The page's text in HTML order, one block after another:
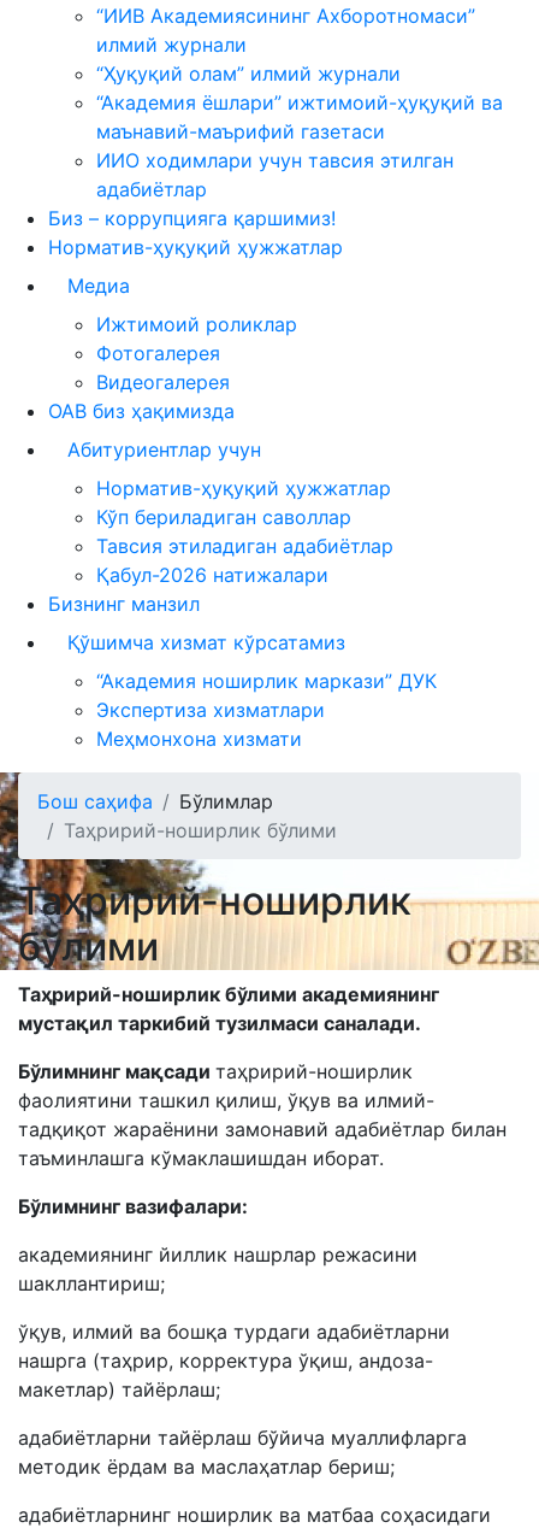
“ИИВ Академиясининг Ахборотномаси”
илмий журнали
“Ҳуқуқий олам” илмий журнали
“Академия ёшлари” ижтимоий-ҳуқуқий ва
маънавий-маърифий газетаси
ИИО ходимлари учун тавсия этилган
адабиётлар
Биз – коррупцияга қаршимиз!
Норматив-ҳуқуқий ҳужжатлар
Медиа
Ижтимоий роликлар
Фотогалерея
Видеогалерея
ОАВ биз ҳақимизда
Абитуриентлар учун
Норматив-ҳуқуқий ҳужжатлар
Кўп бериладиган саволлар
Тавсия этиладиган адабиётлар
Қабул-2026 натижалари
Бизнинг манзил
Қўшимча хизмат кўрсатамиз
“Академия ноширлик маркази” ДУК
Экспертиза хизматлари
Меҳмонхона хизмати
Бош саҳифа
Бўлимлар
Таҳририй-ноширлик бўлими
Таҳририй-ноширлик
бўлими
Таҳририй-ноширлик бўлими академиянинг
мустақил таркибий тузилмаси саналади.
Бўлимнинг мақсади таҳририй-ноширлик
фаолиятини ташкил қилиш, ўқув ва илмий-
тадқиқот жараёнини замонавий адабиётлар билан
таъминлашга кўмаклашишдан иборат.
Бўлимнинг вазифалари:
академиянинг йиллик нашрлар режасини
шакллантириш;
ўқув, илмий ва бошқа турдаги адабиётларни
нашрга (таҳрир, корректура ўқиш, андоза-
макетлар) тайёрлаш;
адабиётларни тайёрлаш бўйича муаллифларга
методик ёрдам ва маслаҳатлар бериш;
адабиётларнинг ноширлик ва матбаа соҳасидаги